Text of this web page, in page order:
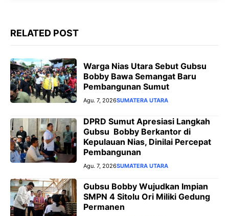
RELATED POST
Warga Nias Utara Sebut Gubsu
Bobby Bawa Semangat Baru
Pembangunan Sumut
Agu. 7, 2026SUMATERA UTARA
DPRD Sumut Apresiasi Langkah
Gubsu Bobby Berkantor di
Kepulauan Nias, Dinilai Percepat
Pembangunan
Agu. 7, 2026SUMATERA UTARA
Gubsu Bobby Wujudkan Impian
SMPN 4 Sitolu Ori Miliki Gedung
Permanen